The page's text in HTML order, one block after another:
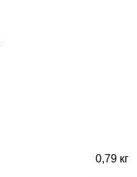
0,79 кг